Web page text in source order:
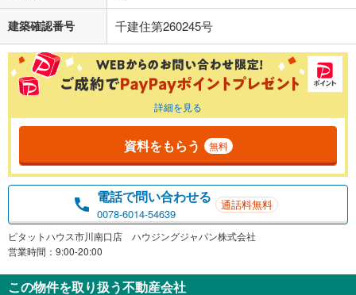
建築確認番号 千建住第260245号
詳細を見る
資料をもらう 無料
電話で問い合わせる
0078-6014-54639
通話料無料
ピタットハウス市川南口店 ハウジングジャパン株式会社
営業時間：9:00-20:00
この物件を取り扱う不動産会社